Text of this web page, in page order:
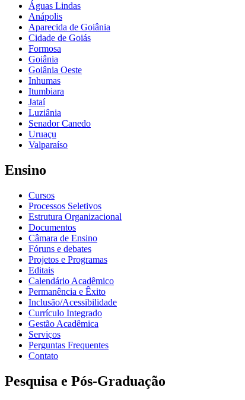
Águas Lindas
Anápolis
Aparecida de Goiânia
Cidade de Goiás
Formosa
Goiânia
Goiânia Oeste
Inhumas
Itumbiara
Jataí
Luziânia
Senador Canedo
Uruaçu
Valparaíso
Ensino
Cursos
Processos Seletivos
Estrutura Organizacional
Documentos
Câmara de Ensino
Fóruns e debates
Projetos e Programas
Editais
Calendário Acadêmico
Permanência e Êxito
Inclusão/Acessibilidade
Currículo Integrado
Gestão Acadêmica
Serviços
Perguntas Frequentes
Contato
Pesquisa e Pós-Graduação